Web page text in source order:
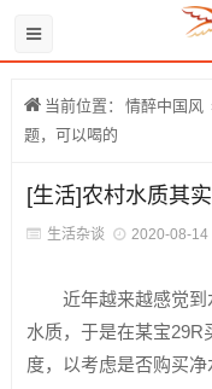
当前位置： 情醉中国风
题，可以喝的
[生活]农村水质其
生活杂谈 2020-08-14
近年越来越感觉
水质，于是在某宝29R
度，以考虑是否购买净